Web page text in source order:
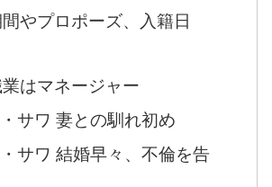
やプロポーズ、入籍日
はマネージャー
サワ 妻との馴れ初め
サワ 結婚早々、不倫を告